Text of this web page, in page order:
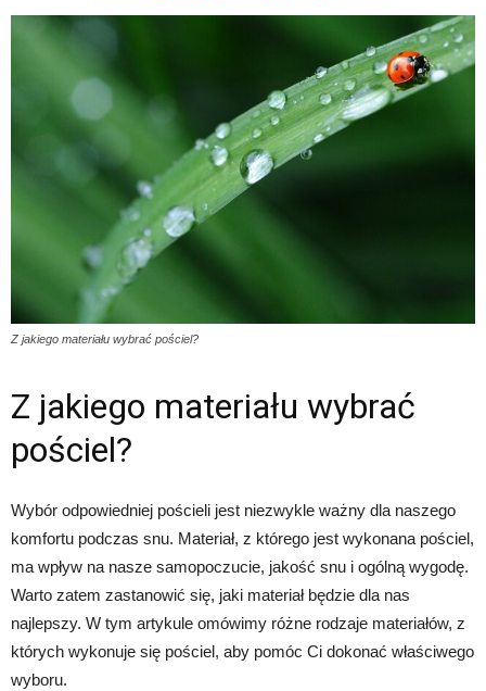
Z jakiego materiału wybrać pościel?
Z jakiego materiału wybrać
pościel?
Wybór odpowiedniej pościeli jest niezwykle ważny dla naszego
komfortu podczas snu. Materiał, z którego jest wykonana pościel,
ma wpływ na nasze samopoczucie, jakość snu i ogólną wygodę.
Warto zatem zastanowić się, jaki materiał będzie dla nas
najlepszy. W tym artykule omówimy różne rodzaje materiałów, z
których wykonuje się pościel, aby pomóc Ci dokonać właściwego
wyboru.